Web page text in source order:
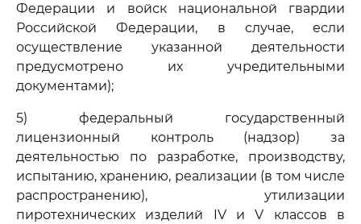
Федерации и войск национальной гвардии
Российской Федерации, в случае, если
осуществление указанной деятельности
предусмотрено их учредительными
документами);
5) федеральный государственный
лицензионный контроль (надзор) за
деятельностью по разработке, производству,
испытанию, хранению, реализации (в том числе
распространению), утилизации
пиротехнических изделий IV и V классов в